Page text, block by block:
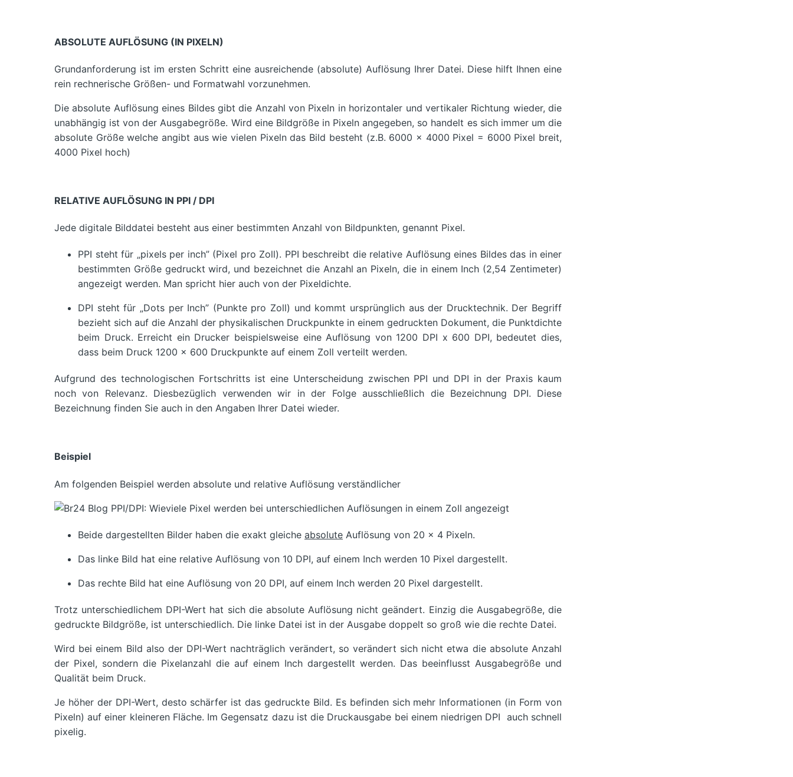
ABSOLUTE AUFLÖSUNG (IN PIXELN)
Grundanforderung ist im ersten Schritt eine ausreichende (absolute) Auflösung Ihrer Datei. Diese hilft Ihnen eine
rein rechnerische Größen- und Formatwahl vorzunehmen.
Die absolute Auflösung eines Bildes gibt die Anzahl von Pixeln in horizontaler und vertikaler Richtung wieder, die
unabhängig ist von der Ausgabegröße. Wird eine Bildgröße in Pixeln angegeben, so handelt es sich immer um die
absolute Größe welche angibt aus wie vielen Pixeln das Bild besteht (z.B. 6000 x 4000 Pixel = 6000 Pixel breit,
4000 Pixel hoch)
RELATIVE AUFLÖSUNG IN PPI / DPI
Jede digitale Bilddatei besteht aus einer bestimmten Anzahl von Bildpunkten, genannt Pixel.
PPI steht für „pixels per inch” (Pixel pro Zoll). PPI beschreibt die relative Auflösung eines Bildes das in einer
bestimmten Größe gedruckt wird, und bezeichnet die Anzahl an Pixeln, die in einem Inch (2,54 Zentimeter)
angezeigt werden. Man spricht hier auch von der Pixeldichte.
DPI steht für „Dots per Inch” (Punkte pro Zoll) und kommt ursprünglich aus der Drucktechnik. Der Begriff
bezieht sich auf die Anzahl der physikalischen Druckpunkte in einem gedruckten Dokument, die Punktdichte
beim Druck. Erreicht ein Drucker beispielsweise eine Auflösung von 1200 DPI x 600 DPI, bedeutet dies,
dass beim Druck 1200 x 600 Druckpunkte auf einem Zoll verteilt werden.
Aufgrund des technologischen Fortschritts ist eine Unterscheidung zwischen PPI und DPI in der Praxis kaum
noch von Relevanz. Diesbezüglich verwenden wir in der Folge ausschließlich die Bezeichnung DPI. Diese
Bezeichnung finden Sie auch in den Angaben Ihrer Datei wieder.
Beispiel
Am folgenden Beispiel werden absolute und relative Auflösung verständlicher
Beide dargestellten Bilder haben die exakt gleiche absolute Auflösung von 20 x 4 Pixeln.
Das linke Bild hat eine relative Auflösung von 10 DPI, auf einem Inch werden 10 Pixel dargestellt.
Das rechte Bild hat eine Auflösung von 20 DPI, auf einem Inch werden 20 Pixel dargestellt.
Trotz unterschiedlichem DPI-Wert hat sich die absolute Auflösung nicht geändert. Einzig die Ausgabegröße, die
gedruckte Bildgröße, ist unterschiedlich. Die linke Datei ist in der Ausgabe doppelt so groß wie die rechte Datei.
Wird bei einem Bild also der DPI-Wert nachträglich verändert, so verändert sich nicht etwa die absolute Anzahl
der Pixel, sondern die Pixelanzahl die auf einem Inch dargestellt werden. Das beeinflusst Ausgabegröße und
Qualität beim Druck.
Je höher der DPI-Wert, desto schärfer ist das gedruckte Bild. Es befinden sich mehr Informationen (in Form von
Pixeln) auf einer kleineren Fläche. Im Gegensatz dazu ist die Druckausgabe bei einem niedrigen DPI auch schnell
pixelig.